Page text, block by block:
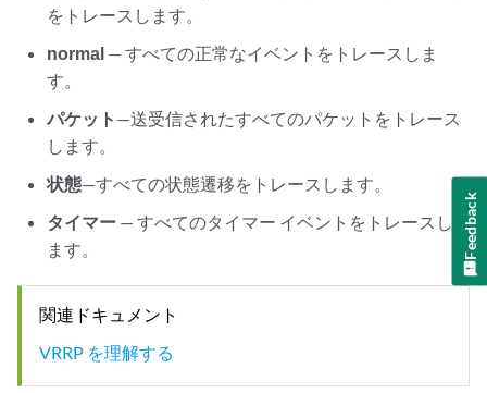
をトレースします。
normal — すべての正常なイベントをトレースしま
す。
パケット —送受信されたすべてのパケットをトレース
します。
状態—すべての状態遷移をトレースします。
タイマー — すべてのタイマー イベントをトレースし
ます。
関連ドキュメント
VRRP を理解する
Feedback